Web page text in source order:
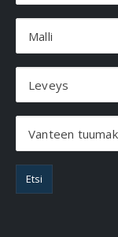
Malli
Leveys
Vanteen
Etsi